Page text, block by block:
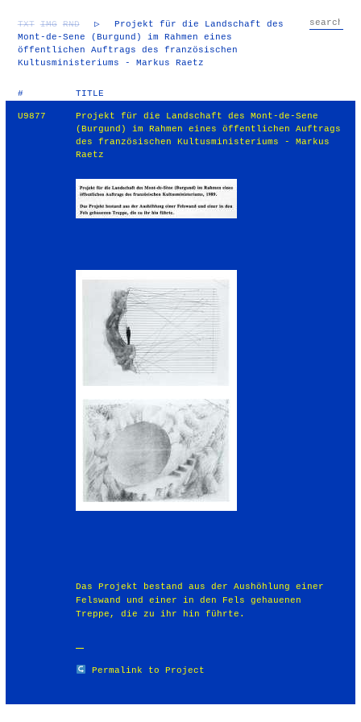
TXT IMG RND ▷
Projekt für die Landschaft des
Mont-de-Sene (Burgund) im Rahmen eines
öffentlichen Auftrags des französischen
Kultusministeriums - Markus Raetz
# TITLE
U9877
Projekt für die Landschaft des Mont-de-Sene
(Burgund) im Rahmen eines öffentlichen Auftrags
des französischen Kultusministeriums - Markus
Raetz
Das Projekt bestand aus der Aushöhlung einer
Felswand und einer in den Fels gehauenen
Treppe, die zu ihr hin führte.
Permalink to Project